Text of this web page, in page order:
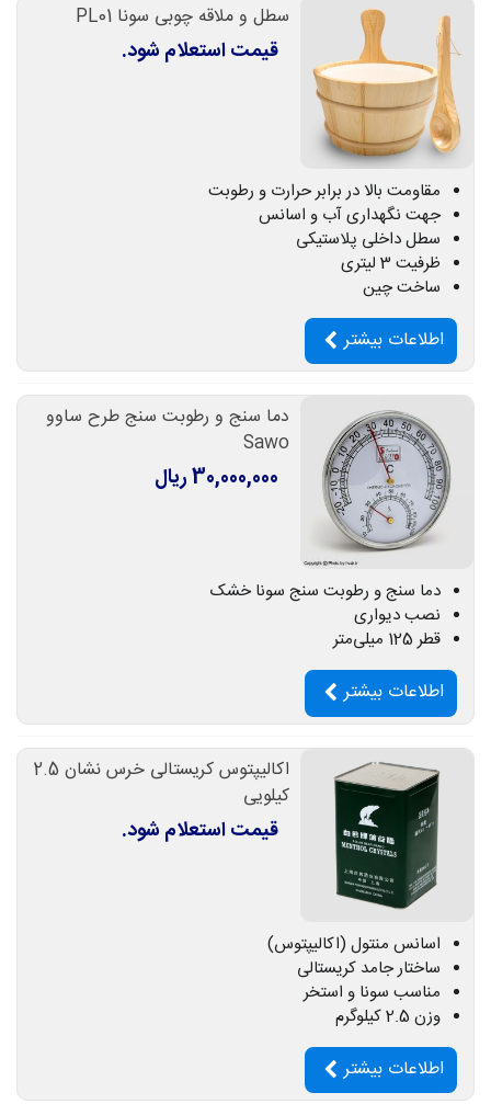
سطل و ملاقه چوبی سونا PL01
قیمت استعلام شود.
مقاومت بالا در برابر حرارت و رطوبت
جهت نگهداری آب و اسانس
سطل داخلی پلاستیکی
ظرفیت 3 لیتری
ساخت چین
اطلاعات بیشتر
دما سنج و رطوبت سنج طرح ساوو
Sawo
30,000,000 ریال
دما سنج و رطوبت سنج سونا خشک
نصب دیواری
قطر 125 میلی‌متر
اطلاعات بیشتر
اکالیپتوس کریستالی خرس نشان 2.5
کیلویی
قیمت استعلام شود.
اسانس منتول (اکالیپتوس)
ساختار جامد کریستالی
مناسب سونا و استخر
وزن 2.5 کیلوگرم
اطلاعات بیشتر